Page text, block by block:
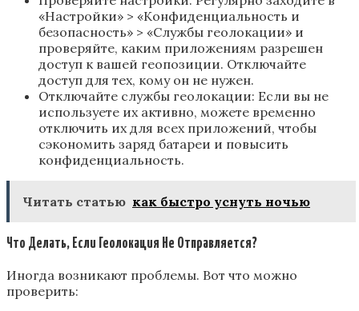
«Настройки» > «Конфиденциальность и
безопасность» > «Службы геолокации» и
проверяйте, каким приложениям разрешен
доступ к вашей геопозиции. Отключайте
доступ для тех, кому он не нужен.
Отключайте службы геолокации: Если вы не
используете их активно, можете временно
отключить их для всех приложений, чтобы
сэкономить заряд батареи и повысить
конфиденциальность.
Читать статью как быстро уснуть ночью
Что Делать, Если Геолокация Не Отправляется?
Иногда возникают проблемы. Вот что можно
проверить: